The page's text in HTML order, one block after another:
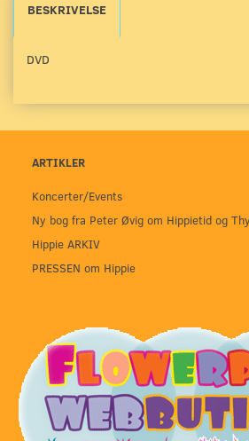
BESKRIVELSE
DVD
ARTIKLER
Koncerter/Events
Ny bog fra Peter Øvig om Hippietid og
Hippie ARKIV
PRESSEN om Hippie